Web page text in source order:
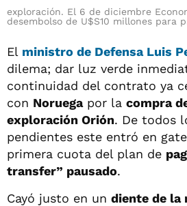
exploración. El 6 de diciembre
desembolso de U$S10 millones para
El ministro de Defensa Luis
dilema; dar luz verde
continuidad del contrato ya
con Noruegapor la compra
exploración Orión. De todos
pendientes este entró en
primera cuota del plan de
transfer” pausado.
Cayó justo en un diente de la